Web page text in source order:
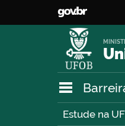
Estude na